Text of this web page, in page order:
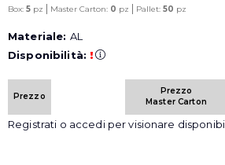
Box: 5 pz | Master Carton: 0 pz | Pallet: 50 pz
Materiale: AL
Disponibilità: !
Prezzo
Prezzo
Master Carton
Registrati o accedi per visionare